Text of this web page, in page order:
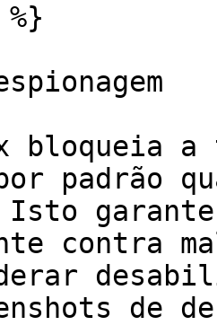
bloqueia
padrão
contra
de